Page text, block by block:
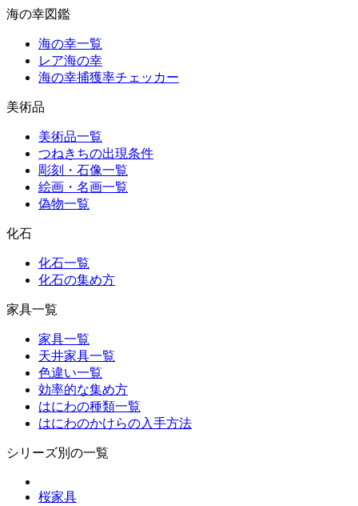
海の幸図鑑
海の幸一覧
レア海の幸
海の幸捕獲率チェッカー
美術品
美術品一覧
つねきちの出現条件
彫刻・石像一覧
絵画・名画一覧
偽物一覧
化石
化石一覧
化石の集め方
家具一覧
家具一覧
天井家具一覧
色違い一覧
効率的な集め方
はにわの種類一覧
はにわのかけらの入手方法
シリーズ別の一覧
桜家具